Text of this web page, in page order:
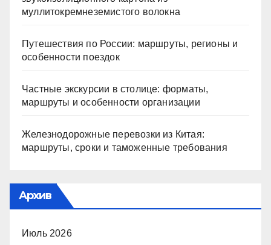
муллитокремнеземистого волокна
Путешествия по России: маршруты, регионы и
особенности поездок
Частные экскурсии в столице: форматы,
маршруты и особенности организации
Железнодорожные перевозки из Китая:
маршруты, сроки и таможенные требования
Архив
Июль 2026